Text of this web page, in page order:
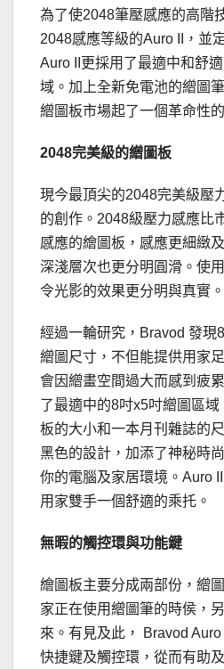
為了使2048筆壓感應的高階
2048感應等級的Auro II，並
Auro II更採用了最適中和舒
域。加上全新免電池的繒圖
繒圖板市場起了一個革命性
2048完美級的繒圖板
現今最頂尖的2048完美級壓
的創作。2048級壓力感應比
感應的繪圖板，感應更細緻
深淺層次也更分明圓滑。使
令光影的效果更分明與真實。
經過一輪研究，Bravod 發現
繒圖尺寸，不但能提供用家
會因繒畫空間過大而感到疲
了最適中的8吋x5吋繒圖區域
板的大小和一本月刊雜誌的
黑色的設計，加添了神秘時
你的電腦及家居環境。Auro
用家雙手一個舒適的乘托。
無暇的觸控環與功能鍵
繪圖板主要分成兩部份，繒
家正在使用繒圖筆的時侯，
來。有見及此， Bravod
快捷鍵及觸控環，從而有助